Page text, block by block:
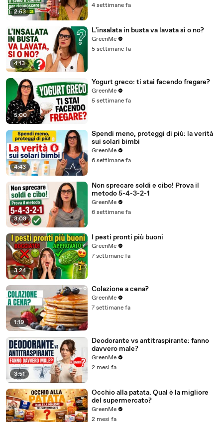
2:53
4 settimane fa
4:13
L'insalata in busta va lavata sì o no?
GreenMe
5 settimane fa
5:00
Yogurt greco: ti stai facendo fregare?
GreenMe
5 settimane fa
4:43
Spendi meno, proteggi di più: la verità
sui solari bimbi
GreenMe
6 settimane fa
3:08
Non sprecare soldi e cibo! Prova il
metodo 5-4-3-2-1
GreenMe
6 settimane fa
3:24
I pesti pronti più buoni
GreenMe
7 settimane fa
1:19
Colazione a cena?
GreenMe
7 settimane fa
3:51
Deodorante vs antitraspirante: fanno
davvero male?
GreenMe
2 mesi fa
Occhio alla patata. Qual è la migliore
del supermercato?
GreenMe
2 mesi fa